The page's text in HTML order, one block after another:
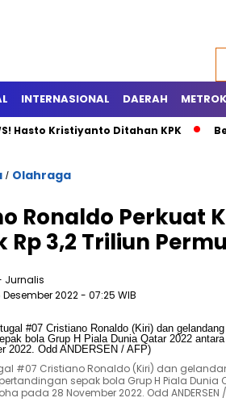
INTERNASIONAL DAERAH
Hasto Kristiyanto Ditahan KPK
/ Olahraga
Ronaldo Perkuat
Rp 3,2 Triliun
Jurnalis
2022- 07:25 WIB
#07 Cristiano Ronaldo (Kiri) dan
sepak bola Grup H Piala
pada 28 November 2022. Odd ANDERSEN /